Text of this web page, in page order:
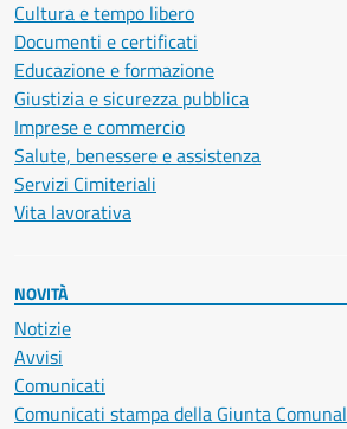
Cultura e tempo libero
Documenti e certificati
Educazione e formazione
Giustizia e sicurezza pubblica
Imprese e commercio
Salute, benessere e assistenza
Servizi Cimiteriali
Vita lavorativa
NOVITÀ
Notizie
Avvisi
Comunicati
Comunicati stampa della Giunta